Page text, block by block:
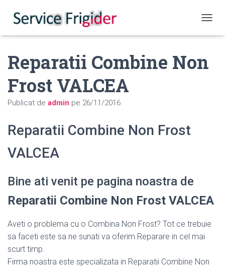
Reparatii Combine Non
Frost VALCEA
Publicat de admin pe 26/11/2016
Reparatii Combine Non Frost
VALCEA
Bine ati venit pe pagina noastra de
Reparatii Combine Non Frost VALCEA
Aveti o problema cu o Combina Non Frost? Tot ce trebuie
sa faceti este sa ne sunati va oferim Reparare in cel mai
scurt timp.
Firma noastra este specializata in Reparatii Combine Non